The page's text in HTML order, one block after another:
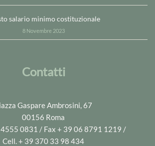
salario minimo costituzionale
8 Novembre 2023
Contatti
Gaspare Ambrosini, 67
00156 Roma
4555 0831 / Fax + 39 06 8791 1219 /
Cell. + 39 370 33 98 434